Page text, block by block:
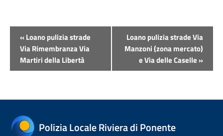
Evento
Navigazione
«Loano pulizia strade
Via Rimembranza Via
Martiri della Libertà
Loano pulizia strade Via
Manzoni (zona mercato)
e Via delle Caselle»
Polizia Locale Riviera di Ponente